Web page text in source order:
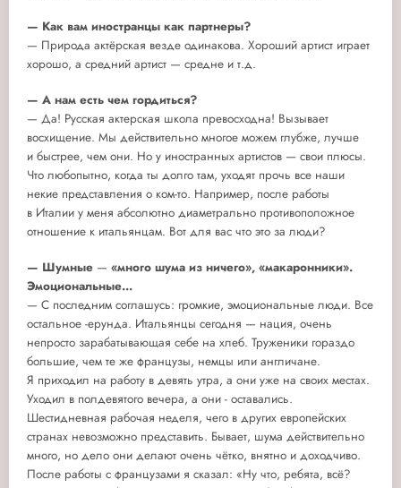
— Как вам иностранцы как партнеры?
— Природа актёрская везде одинакова. Хороший артист играет
хорошо, а средний артист — средне и т.д.
— А нам есть чем гордиться?
— Да! Русская актерская школа превосходна! Вызывает
восхищение. Мы действительно многое можем глубже, лучше
и быстрее, чем они. Но у иностранных артистов — свои плюсы.
Что любопытно, когда ты долго там, уходят прочь все наши
некие представления о ком-то. Например, после работы
в Италии у меня абсолютно диаметрально противоположное
отношение к итальянцам. Вот для вас что это за люди?
— Шумные — «много шума из ничего», «макаронники».
Эмоциональные...
— С последним соглашусь: громкие, эмоциональные люди. Все
остальное -ерунда. Итальянцы сегодня — нация, очень
непросто зарабатывающая себе на хлеб. Труженики гораздо
большие, чем те же французы, немцы или англичане.
Я приходил на работу в девять утра, а они уже на своих местах.
Уходил в полдевятого вечера, а они - оставались.
Шестидневная рабочая неделя, чего в других европейских
странах невозможно представить. Бывает, шума действительно
много, но дело они делают очень чётко, внятно и доходчиво.
После работы с французами я сказал: «Ну что, ребята, всё?